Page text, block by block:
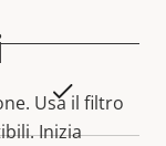
Sì
Usa il filtro
Inizia